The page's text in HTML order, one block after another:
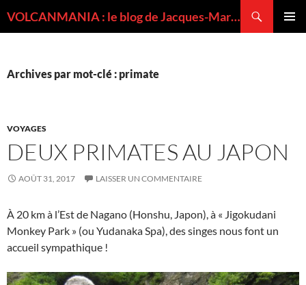
VOLCANMANIA : le blog de Jacques-Marie BARDINTZEFF, volcanologue
Archives par mot-clé : primate
VOYAGES
DEUX PRIMATES AU JAPON
AOÛT 31, 2017 LAISSER UN COMMENTAIRE
À 20 km à l’Est de Nagano (Honshu, Japon), à « Jigokudani
Monkey Park » (ou Yudanaka Spa), des singes nous font un
accueil sympathique !